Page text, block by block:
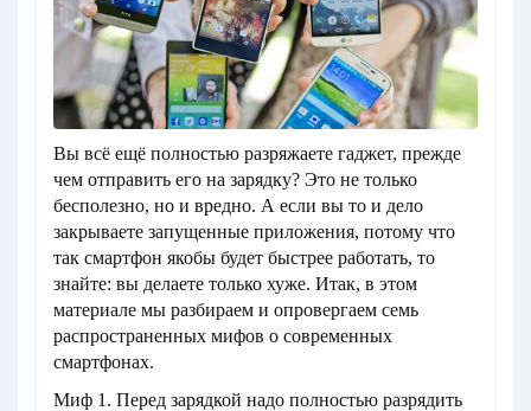
Вы всё ещё полностью разряжаете гаджет, прежде
чем отправить его на зарядку? Это не только
бесполезно, но и вредно. А если вы то и дело
закрываете запущенные приложения, потому что
так смартфон якобы будет быстрее работать, то
знайте: вы делаете только хуже. Итак, в этом
материале мы разбираем и опровергаем семь
распространенных мифов о современных
смартфонах.
Миф 1. Перед зарядкой надо полностью разрядить